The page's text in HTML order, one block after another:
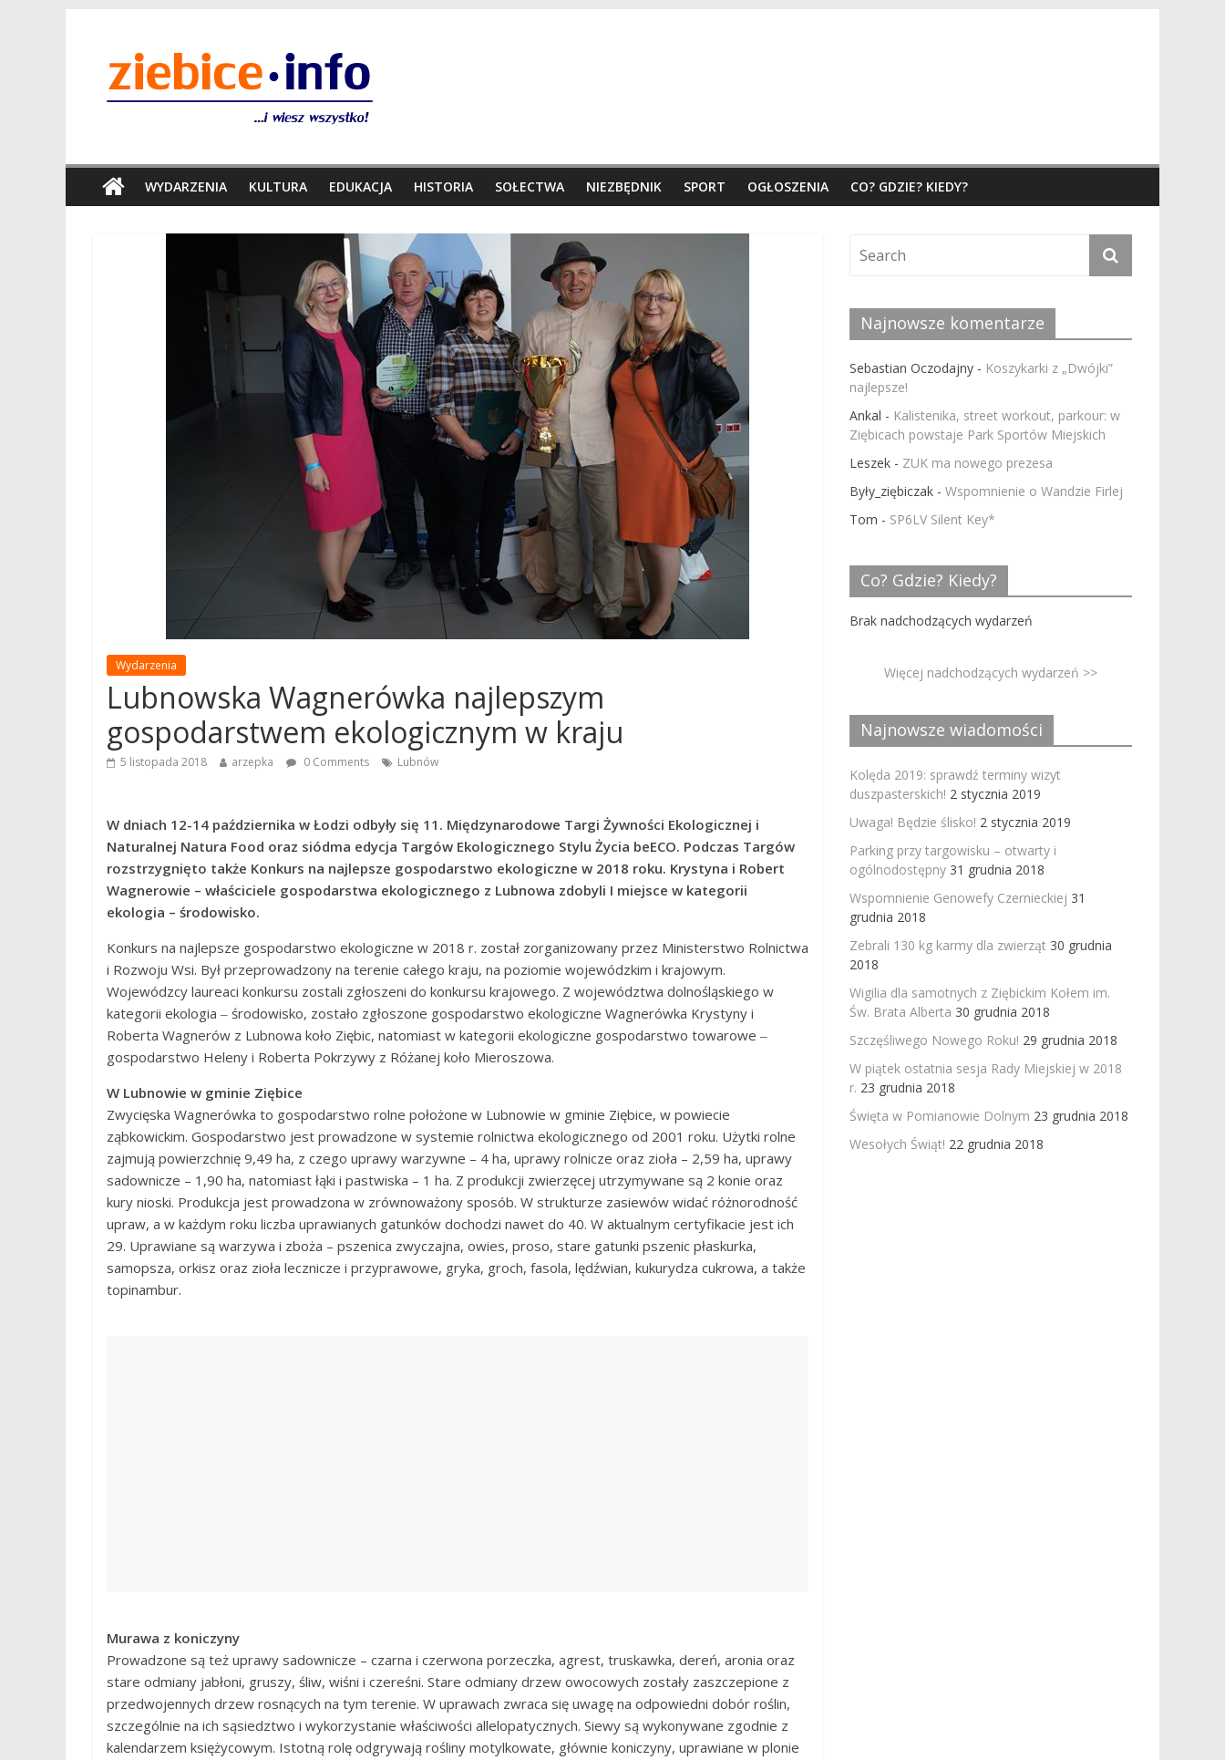
WYDARZENIA KULTURA EDUKACJA HISTORIA SOŁECTWA NIEZBĘDNIK SPORT OGŁOSZENIA CO? GDZIE? KIEDY?
Wydarzenia
Lubnowska Wagnerówka najlepszym
gospodarstwem ekologicznym w kraju
5 listopada 2018 arzepka 0 Comments Lubnów
W dniach 12-14 października w Łodzi odbyły się 11. Międzynarodowe Targi Żywności Ekologicznej i
Naturalnej Natura Food oraz siódma edycja Targów Ekologicznego Stylu Życia beECO. Podczas Targów
rozstrzygnięto także Konkurs na najlepsze gospodarstwo ekologiczne w 2018 roku. Krystyna i Robert
Wagnerowie – właściciele gospodarstwa ekologicznego z Lubnowa zdobyli I miejsce w kategorii
ekologia – środowisko.
Konkurs na najlepsze gospodarstwo ekologiczne w 2018 r. został zorganizowany przez Ministerstwo Rolnictwa
i Rozwoju Wsi. Był przeprowadzony na terenie całego kraju, na poziomie wojewódzkim i krajowym.
Wojewódzcy laureaci konkursu zostali zgłoszeni do konkursu krajowego. Z województwa dolnośląskiego w
kategorii ekologia ‒ środowisko, zostało zgłoszone gospodarstwo ekologiczne Wagnerówka Krystyny i
Roberta Wagnerów z Lubnowa koło Ziębic, natomiast w kategorii ekologiczne gospodarstwo towarowe ‒
gospodarstwo Heleny i Roberta Pokrzywy z Różanej koło Mieroszowa.
W Lubnowie w gminie Ziębice
Zwycięska Wagnerówka to gospodarstwo rolne położone w Lubnowie w gminie Ziębice, w powiecie
ząbkowickim. Gospodarstwo jest prowadzone w systemie rolnictwa ekologicznego od 2001 roku. Użytki rolne
zajmują powierzchnię 9,49 ha, z czego uprawy warzywne – 4 ha, uprawy rolnicze oraz zioła – 2,59 ha, uprawy
sadownicze – 1,90 ha, natomiast łąki i pastwiska – 1 ha. Z produkcji zwierzęcej utrzymywane są 2 konie oraz
kury nioski. Produkcja jest prowadzona w zrównoważony sposób. W strukturze zasiewów widać różnorodność
upraw, a w każdym roku liczba uprawianych gatunków dochodzi nawet do 40. W aktualnym certyfikacie jest ich
29. Uprawiane są warzywa i zboża – pszenica zwyczajna, owies, proso, stare gatunki pszenic płaskurka,
samopsza, orkisz oraz zioła lecznicze i przyprawowe, gryka, groch, fasola, lędźwian, kukurydza cukrowa, a także
topinambur.
Murawa z koniczyny
Prowadzone są też uprawy sadownicze – czarna i czerwona porzeczka, agrest, truskawka, dereń, aronia oraz
stare odmiany jabłoni, gruszy, śliw, wiśni i czereśni. Stare odmiany drzew owocowych zostały zaszczepione z
przedwojennych drzew rosnących na tym terenie. W uprawach zwraca się uwagę na odpowiedni dobór roślin,
szczególnie na ich sąsiedztwo i wykorzystanie właściwości allelopatycznych. Siewy są wykonywane zgodnie z
kalendarzem księżycowym. Istotną rolę odgrywają rośliny motylkowate, głównie koniczyny, uprawiane w plonie
Najnowsze komentarze
Sebastian Oczodajny - Koszykarki z „Dwójki”
najlepsze!
Ankal - Kalistenika, street workout, parkour: w
Ziębicach powstaje Park Sportów Miejskich
Leszek - ZUK ma nowego prezesa
Były_ziębiczak - Wspomnienie o Wandzie Firlej
Tom - SP6LV Silent Key*
Co? Gdzie? Kiedy?
Brak nadchodzących wydarzeń
Więcej nadchodzących wydarzeń >>
Najnowsze wiadomości
Kolęda 2019: sprawdź terminy wizyt
duszpasterskich! 2 stycznia 2019
Uwaga! Będzie ślisko! 2 stycznia 2019
Parking przy targowisku – otwarty i
ogólnodostępny 31 grudnia 2018
Wspomnienie Genowefy Czernieckiej 31
grudnia 2018
Zebrali 130 kg karmy dla zwierząt 30 grudnia
2018
Wigilia dla samotnych z Ziębickim Kołem im.
Św. Brata Alberta 30 grudnia 2018
Szczęśliwego Nowego Roku! 29 grudnia 2018
W piątek ostatnia sesja Rady Miejskiej w 2018
r. 23 grudnia 2018
Święta w Pomianowie Dolnym 23 grudnia 2018
Wesołych Świąt! 22 grudnia 2018